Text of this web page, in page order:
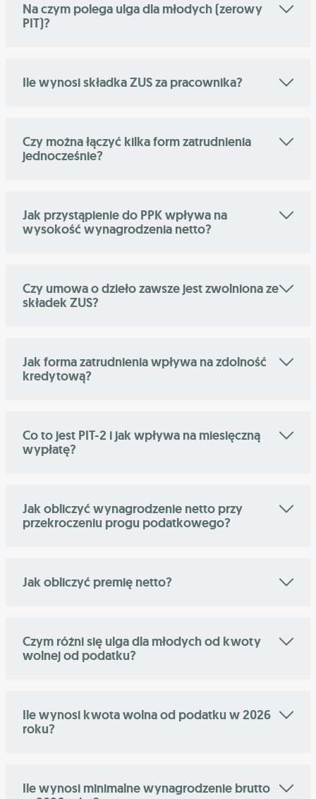
Na czym polega ulga dla młodych (zerowy
PIT)?
Ile wynosi składka ZUS za pracownika?
Czy można łączyć kilka form zatrudnienia
jednocześnie?
Jak przystąpienie do PPK wpływa na
wysokość wynagrodzenia netto?
Czy umowa o dzieło zawsze jest zwolniona ze
składek ZUS?
Jak forma zatrudnienia wpływa na zdolność
kredytową?
Co to jest PIT-2 i jak wpływa na miesięczną
wypłatę?
Jak obliczyć wynagrodzenie netto przy
przekroczeniu progu podatkowego?
Jak obliczyć premię netto?
Czym różni się ulga dla młodych od kwoty
wolnej od podatku?
Ile wynosi kwota wolna od podatku w 2026
roku?
Ile wynosi minimalne wynagrodzenie brutto